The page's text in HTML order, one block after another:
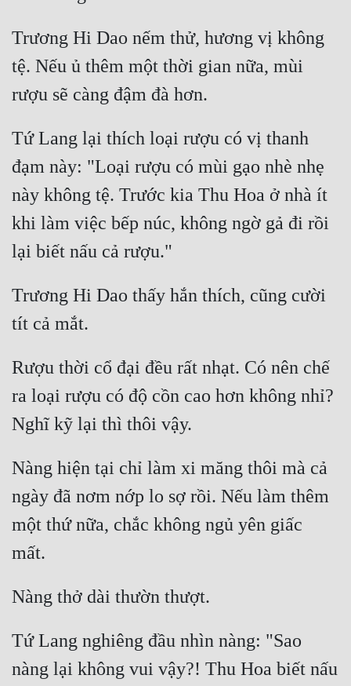
Trương Hi Dao nếm thử, hương vị không
tệ. Nếu ủ thêm một thời gian nữa, mùi
Tứ Lang lại thích loại rượu có vị thanh
đạm này: "Loại rượu có mùi gạo nhè nhẹ
này không tệ. Trước kia Thu Hoa ở nhà ít
khi làm việc bếp núc, không ngờ gả đi rồi
Trương Hi Dao thấy hắn thích, cũng cười
Rượu thời cổ đại đều rất nhạt. Có nên chế
ra loại rượu có độ cồn cao hơn không nhỉ?
Nàng hiện tại chỉ làm xi măng thôi mà cả
ngày đã nơm nớp lo sợ rồi. Nếu làm thêm
một thứ nữa, chắc không ngủ yên giấc
Tứ Lang nghiêng đầu nhìn nàng: "Sao
nàng lại không vui vậy?! Thu Hoa biết nấu